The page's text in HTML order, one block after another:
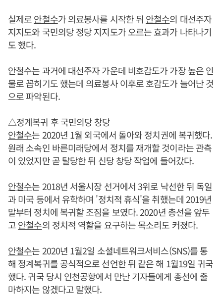
실제로안철수가 의료봉사를 시작한 뒤 안철수의 대선주자
지지도와 국민의당 정당 지지도가 오르는 효과가 나타나기
도 했다.
안철수는 과거에 대선주자 가운데 비호감도가 가장 높은 인
물로 꼽히기도 했는데 의료봉사 이후로 호감도가 늘어난 것
으로 파악된다.
△정계복귀 후 국민의당 창당
안철수는 2020년 1월 외국에서 돌아와 정치권에 복귀했다.
원래 소속인 바른미래당에서 정치를 재개할 것이라는 관측
이 있었지만 곧 탈당한 뒤 신당 창당 작업에 들어갔다.
안철수는 2018년 서울시장 선거에서 3위로 낙선한 뒤 독일
과 미국 등에서 유학하며 '정치적 휴식'을 취했는데 2019년
말부터 정치에 복귀할 조짐을 보였다. 2020년 총선을 앞두
고안철수의 정치적 역할을 요구하는 목소리도 커졌다.
안철수는 2020년 1월2일 소셜네트워크서비스(SNS)를 통
해 정계복귀를 공식적으로 선언한 뒤 같은 해 1월19일 귀국
했다. 귀국 당시 인천공항에서 만난 기자들에게 총선에 출
마하지는 않겠다고 말했다.